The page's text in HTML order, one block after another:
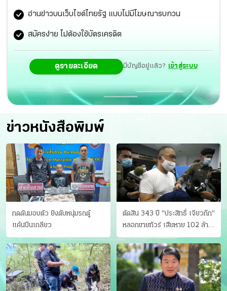
อ่านข่าวบนเว็บไซต์ไทยรัฐ แบบไม่มีโฆษณารบกวน
สมัครง่าย ไม่ต้องใช้บัตรเครดิต
ดูรายละเอียด มีบัญชีอยู่แล้ว? เข้าสู่ระบบ
ข่าวหนังสือพิมพ์
กดดันมอบตัว ยิงดับหนุ่มรถตู้
แค้นปีนเกลียว
ตัดสิน 343 ปี "ประสิทธิ์ เจียวก๊ก"
หลอกขายทัวร์ เสียหาย 102 ล้าน
มีเหยื่อ 173 คน